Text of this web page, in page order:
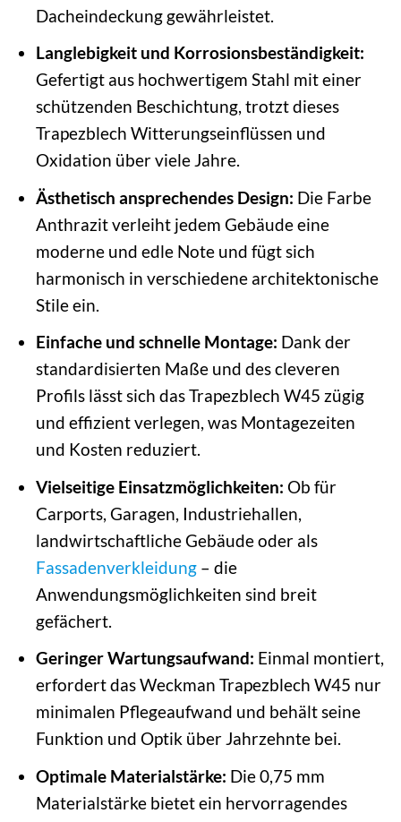
Dacheindeckung gewährleistet.
Langlebigkeit und Korrosionsbeständigkeit:
Gefertigt aus hochwertigem Stahl mit einer
schützenden Beschichtung, trotzt dieses
Trapezblech Witterungseinflüssen und
Oxidation über viele Jahre.
Ästhetisch ansprechendes Design: Die Farbe
Anthrazit verleiht jedem Gebäude eine
moderne und edle Note und fügt sich
harmonisch in verschiedene architektonische
Stile ein.
Einfache und schnelle Montage: Dank der
standardisierten Maße und des cleveren
Profils lässt sich das Trapezblech W45 zügig
und effizient verlegen, was Montagezeiten
und Kosten reduziert.
Vielseitige Einsatzmöglichkeiten: Ob für
Carports, Garagen, Industriehallen,
landwirtschaftliche Gebäude oder als
Fassadenverkleidung– die
Anwendungsmöglichkeiten sind breit
gefächert.
Geringer Wartungsaufwand: Einmal montiert,
erfordert das Weckman Trapezblech W45 nur
minimalen Pflegeaufwand und behält seine
Funktion und Optik über Jahrzehnte bei.
Optimale Materialstärke: Die 0,75 mm
Materialstärke bietet ein hervorragendes